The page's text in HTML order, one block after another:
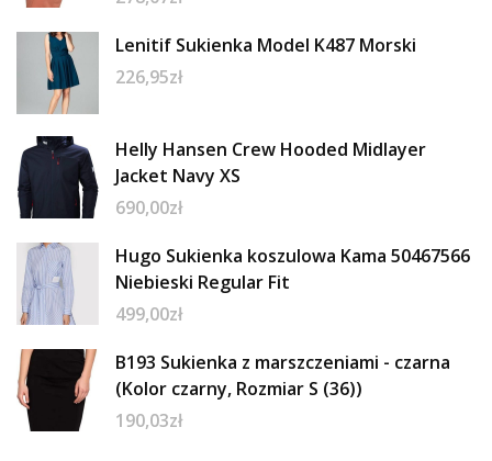
Lenitif Sukienka Model K487 Morski
226,95zł
Helly Hansen Crew Hooded Midlayer
Jacket Navy XS
690,00zł
Hugo Sukienka koszulowa Kama 50467566
Niebieski Regular Fit
499,00zł
B193 Sukienka z marszczeniami - czarna
(Kolor czarny, Rozmiar S (36))
190,03zł